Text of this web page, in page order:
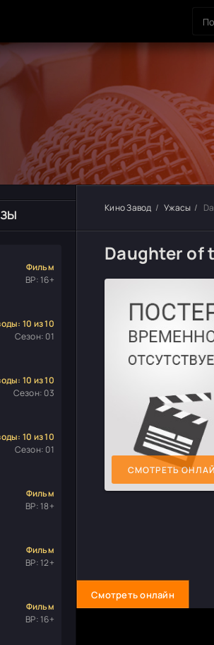
Фильм
ВР: 16+
10 из 10
Сезон: 01
10 из 10
Сезон: 03
10 из 10
Сезон: 01
Фильм
ВР: 18+
Фильм
ВР: 12+
Фильм
ВР: 16+
Кино Завод Ужасы
Daughter of
СМОТРЕТЬ
Смотреть онлайн